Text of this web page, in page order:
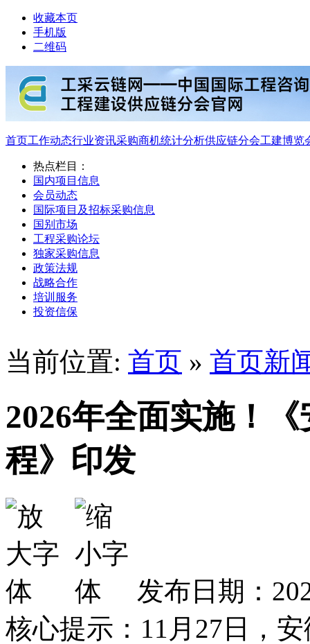
收藏本页
手机版
二维码
首页工作动态行业资讯采购商机统计分析供应链分会工建博览
热点栏目：
国内项目信息
会员动态
国际项目及招标采购信息
国别市场
工程采购论坛
独家采购信息
政策法规
战略合作
培训服务
投资信保
当前位置: 首页 » 首页新
2026年全面实施！
程》印发
发布日期：
核心提示：11月27日，